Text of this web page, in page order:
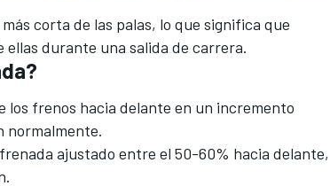
corta de las palas, lo que significa que
durante una salida de carrera.
los frenos hacia delante en un incremento
normalmente.
ajustado entre el 50-60% hacia delante,